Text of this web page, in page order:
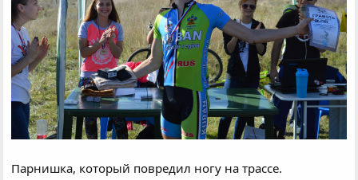
Парнишка, который повредил ногу на трассе.